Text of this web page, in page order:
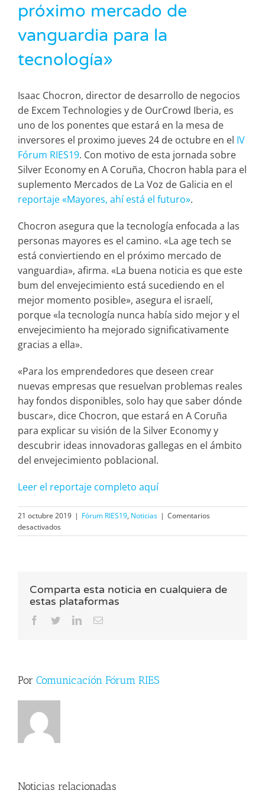
próximo mercado de
vanguardia para la
tecnología»
Isaac Chocron, director de desarrollo de negocios
de Excem Technologies y de OurCrowd Iberia, es
uno de los ponentes que estará en la mesa de
inversores el proximo jueves 24 de octubre en el IV
Fórum RIES19. Con motivo de esta jornada sobre
Silver Economy en A Coruña, Chocron habla para el
suplemento Mercados de La Voz de Galicia en el
reportaje «Mayores, ahí está el futuro».
Chocron asegura que la tecnología enfocada a las
personas mayores es el camino. «La age tech se
está conviertiendo en el próximo mercado de
vanguardia», afirma. «La buena noticia es que este
bum del envejecimiento está sucediendo en el
mejor momento posible», asegura el israelí,
porque «la tecnología nunca había sido mejor y el
envejecimiento ha mejorado significativamente
gracias a ella».
«Para los emprendedores que deseen crear
nuevas empresas que resuelvan problemas reales
hay fondos disponibles, solo hay que saber dónde
buscar», dice Chocron, que estará en A Coruña
para explicar su visión de la Silver Economy y
descubrir ideas innovadoras gallegas en el ámbito
del envejecimiento poblacional.
Leer el reportaje completo aquí
21 octubre 2019 | Fórum RIES19, Noticias | Comentarios
desactivadosen
Isaac
se
está
convirtiendo
vanguardia
Comparta esta noticia en cualquiera de
estas plataformas
Facebook
TwitterLinkedInCorreo
Por Comunicación Fórum RIES
Noticias relacionadas